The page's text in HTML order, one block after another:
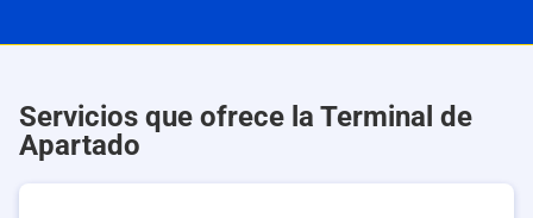
Servicios que ofrece la Terminal de
Apartado